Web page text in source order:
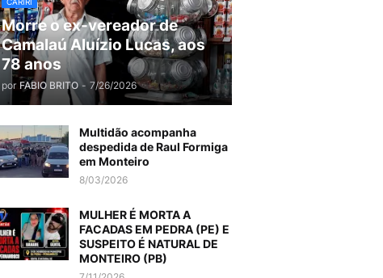
Morre o ex-vereador de
Camalaú Aluízio Lucas, aos
78 anos
por FABIO BRITO - 7/26/2026
Multidão acompanha
despedida de Raul Formiga
em Monteiro
8/03/2026
MULHER É MORTA A
FACADAS EM PEDRA (PE) E
SUSPEITO É NATURAL DE
MONTEIRO (PB)